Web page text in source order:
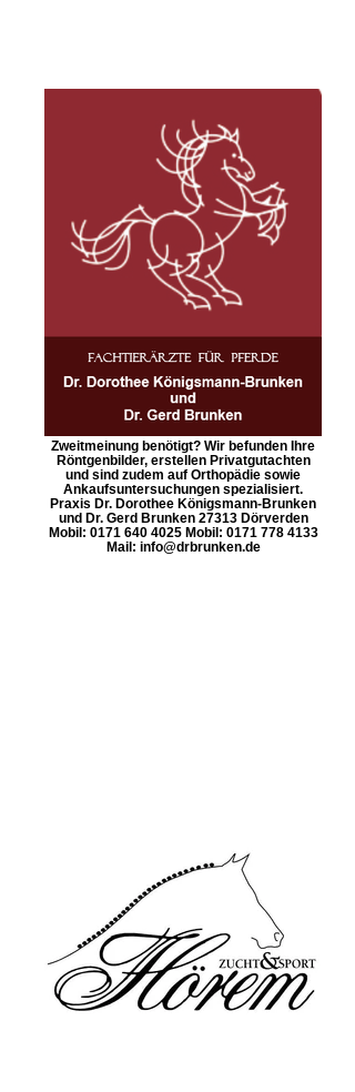
Zweitmeinung benötigt? Wir befunden Ihre
Röntgenbilder, erstellen Privatgutachten
und sind zudem auf Orthopädie sowie
Ankaufsuntersuchungen spezialisiert.
Praxis Dr. Dorothee Königsmann-Brunken
und Dr. Gerd Brunken 27313 Dörverden
Mobil: 0171 640 4025 Mobil: 0171 778 4133
Mail: info@drbrunken.de